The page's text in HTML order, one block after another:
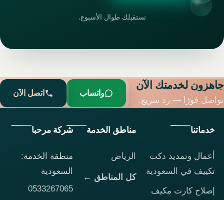
نستقبلك طوال الأسبوع.
جاهزون لخدمتك الآن
تواصل فورًا — رد سريع.
واتساب اتصل الآن
خدماتنا
أعمال وتمديد دكت
تكييف في السعودية
إصلاح كارت مكيف
مناطق الخدمة
الرياض
كل المناطق ←
شركة مرحبا
منطقة الخدمة:
السعودية
0533267065